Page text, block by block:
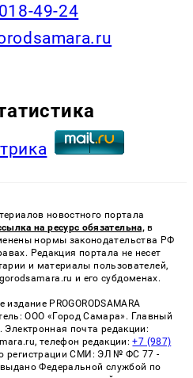
49-24
новостного портала
на ресурс обязательна, в
нормы законодательства РФ
Редакция портала не несет
и материалы пользователей,
и его субдоменах.
PROGORODSAMARA
ООО «Город Самара». Главный
почта редакции:
телефон редакции:+7 (987)
о регистрации СМИ: ЭЛ № ФС 77 -
Федеральной службой по